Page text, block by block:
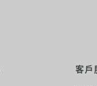
客戶